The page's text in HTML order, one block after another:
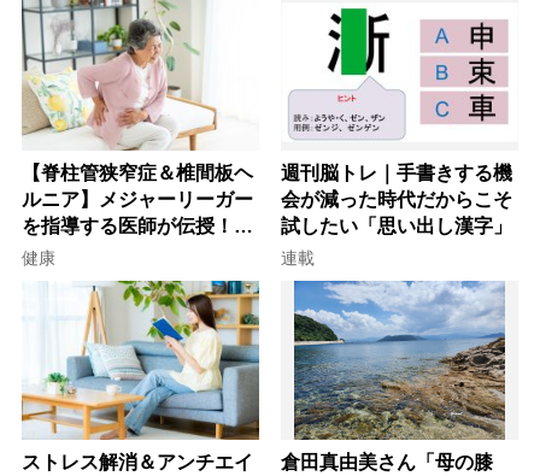
【脊柱管狭窄症＆椎間板ヘ
ルニア】メジャーリーガー
を指導する医師が伝授！腰
痛を自力で治す運動療法4
健康
週刊脳トレ｜手書きする機
会が減った時代だからこそ
試したい「思い出し漢字」
連載
ストレス解消＆アンチエイ
倉田真由美さん「母の膝